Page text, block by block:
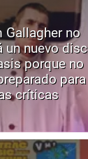
Gallagher no
un nuevo
porque no
para
críticas